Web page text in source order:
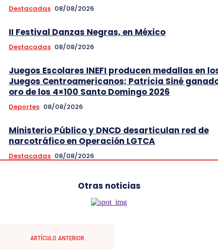
Destacadas 08/08/2026
II Festival Danzas Negras, en México
Destacadas 08/08/2026
Juegos Escolares INEFI producen medallas en
Juegos Centroamericanos; Patricia Siné
oro de los 4×100 Santo Domingo 2026
Deportes 08/08/2026
Ministerio Público y DNCD desarticulan red de
narcotráfico en Operación LGTCA
Destacadas 08/08/2026
Otras noticias
ARTÍCULO ANTERIOR